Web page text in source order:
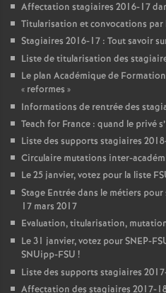
Affectation stagiaires 2016-17
Titularisation et convocations par
Stagiaires 2016-17 : Tout savoir
Liste de titularisation des
Le plan Académique de Formation
« reformes »
Informations de rentrée des
Teach for France : quand le privé
Liste des supports stagiaires
Circulaire mutations inter-
Le 25 janvier, votez pour la liste
Stage Entrée dans le métiers
17 mars 2017
Evaluation, titularisation,
Le 31 janvier, votez pourSNEP-
SNUipp-FSU !
Liste des supports stagiaires
Affectation des stagiaires 2017-